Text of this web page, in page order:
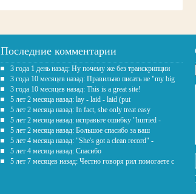
Последние комментарии
3 года 1 день назад: Ну почему же без транскрипции
3 года 10 месяцев назад: Правильно писать не "my big
3 года 10 месяцев назад: This is a great site!
5 лет 2 месяца назад: lay - laid - laid (put
5 лет 2 месяца назад: In fact, she only treat easy
5 лет 2 месяца назад: исправьте ошибку "hurried -
5 лет 2 месяца назад: Большое спасибо за ваш
5 лет 4 месяца назад: "She's got a clean record" -
5 лет 4 месяца назад: Спасибо
5 лет 7 месяцев назад: Честно говоря рил помогаете с